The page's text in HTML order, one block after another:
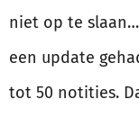
niet op te
een update
tot 50 notities.